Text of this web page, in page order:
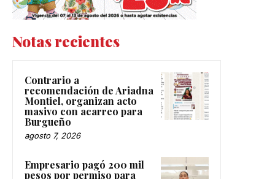
Notas recientes
Contrario a
recomendación de Ariadna
Montiel, organizan acto
masivo con acarreo para
Burgueño
agosto 7, 2026
Empresario pagó 200 mil
pesos por permiso para